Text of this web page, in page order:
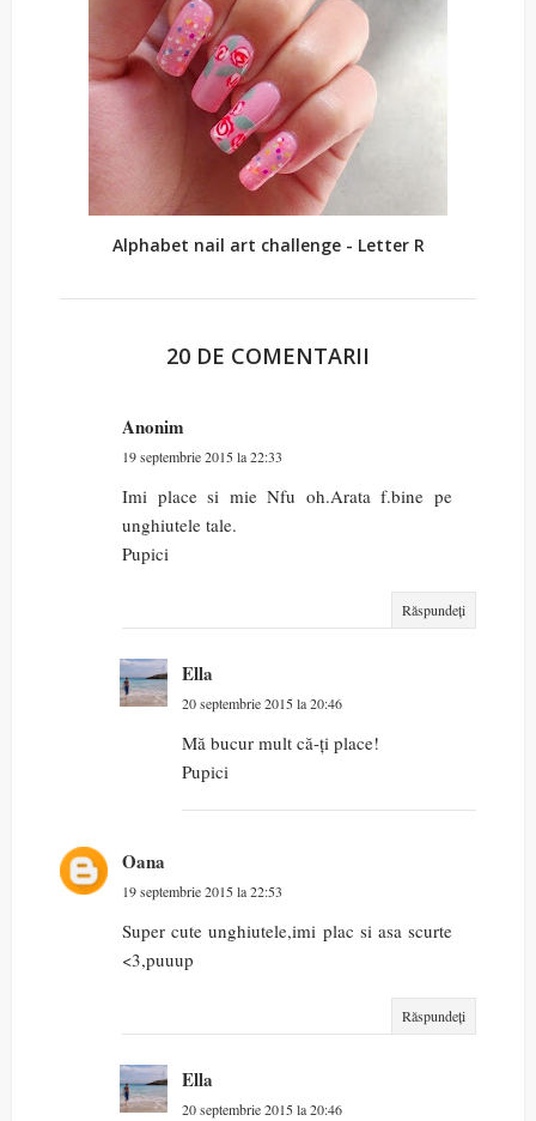
Alphabet nail art challenge - Letter R
20 DE COMENTARII
Anonim
19 septembrie 2015 la 22:33
Imi place si mie Nfu oh.Arata f.bine pe
unghiutele tale.
Pupici
Răspundeți
Ella
20 septembrie 2015 la 20:46
Mă bucur mult că-ți place!
Pupici
Oana
19 septembrie 2015 la 22:53
Super cute unghiutele,imi plac si asa scurte
<3,puuup
Răspundeți
Ella
20 septembrie 2015 la 20:46